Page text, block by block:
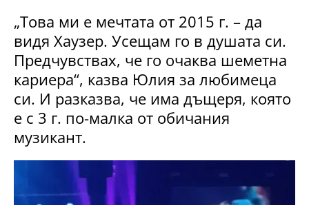
„Това ми е мечтата от 2015 г. – да
видя Хаузер. Усещам го в душата си.
Предчувствах, че го очаква шеметна
кариера“, казва Юлия за любимеца
си. И разказва, че има дъщеря, която
е с 3 г. по-малка от обичания
музикант.